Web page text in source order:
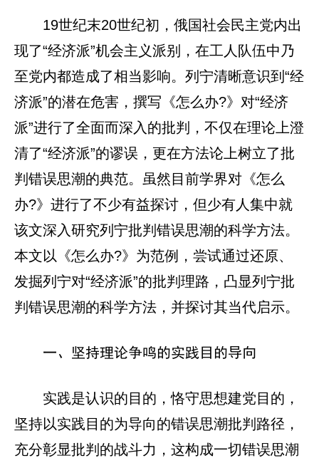
19世纪末20世纪初，俄国社会民主党内出
现了“经济派”机会主义派别，在工人队伍中乃
至党内都造成了相当影响。列宁清晰意识到“经
济派”的潜在危害，撰写《怎么办?》对“经济
派”进行了全面而深入的批判，不仅在理论上澄
清了“经济派”的谬误，更在方法论上树立了批
判错误思潮的典范。虽然目前学界对《怎么
办?》进行了不少有益探讨，但少有人集中就
该文深入研究列宁批判错误思潮的科学方法。
本文以《怎么办?》为范例，尝试通过还原、
发掘列宁对“经济派”的批判理路，凸显列宁批
判错误思潮的科学方法，并探讨其当代启示。
一、坚持理论争鸣的实践目的导向
实践是认识的目的，恪守思想建党目的，
坚持以实践目的为导向的错误思潮批判路径，
充分彰显批判的战斗力，这构成一切错误思潮